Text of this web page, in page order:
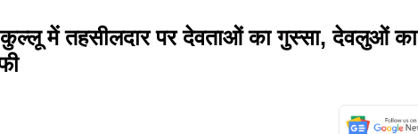
में तहसीलदार पर देवताओं का गुस्सा, देवलुओं का